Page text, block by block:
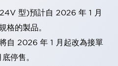
型)預計自 2026 年 1 月
格的製品。
自 2026 年 1 月起改為接單
停售。